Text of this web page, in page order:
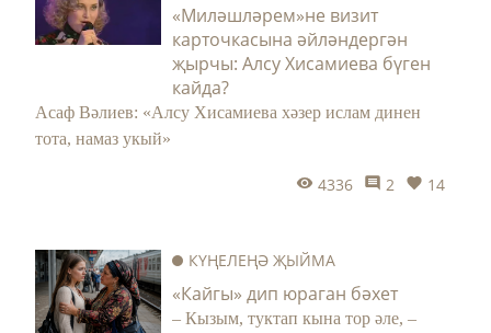
«Миләшләрем»не визит
карточкасына әйләндергән
җырчы: Алсу Хисамиева бүген
кайда?
Асаф Вәлиев: «Алсу Хисамиева хәзер ислам динен
тота, намаз укый»
4336 2 14
КҮҢЕЛЕҢӘ ҖЫЙМА
«Кайгы» дип юраган бәхет
– Кызым, туктап кына тор әле, –